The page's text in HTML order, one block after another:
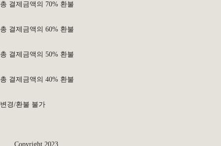
총 결제금액의 70% 환불
총 결제금액의 60% 환불
총 결제금액의 50% 환불
총 결제금액의 40% 환불
변경/환불 불가
Copyright 2023